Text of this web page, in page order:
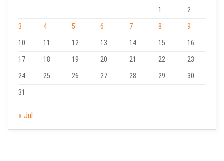
1
2
3
4 5 6 7 8
9
10
11 12 13 14 15
16
17
18 19 20 21 22
23
24
25 26 27 28 29
30
31
« Jul